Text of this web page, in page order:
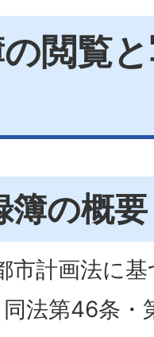
閲覧
簿の概要
市計画法に
法第46条・